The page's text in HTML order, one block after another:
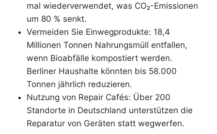
mal wiederverwendet, was CO₂-Emissionen
um 80 % senkt.
Vermeiden Sie Einwegprodukte: 18,4
Millionen Tonnen Nahrungsmüll entfallen,
wenn Bioabfälle kompostiert werden.
Berliner Haushalte könnten bis 58.000
Tonnen jährlich reduzieren.
Nutzung von Repair Cafés: Über 200
Standorte in Deutschland unterstützen die
Reparatur von Geräten statt wegwerfen.